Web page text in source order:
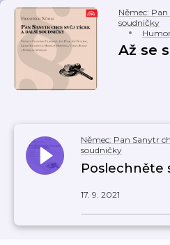
Němec:
soudničky
Až se
Němec: Pan Sanytr
soudničky
Poslechněte
17. 9. 2021